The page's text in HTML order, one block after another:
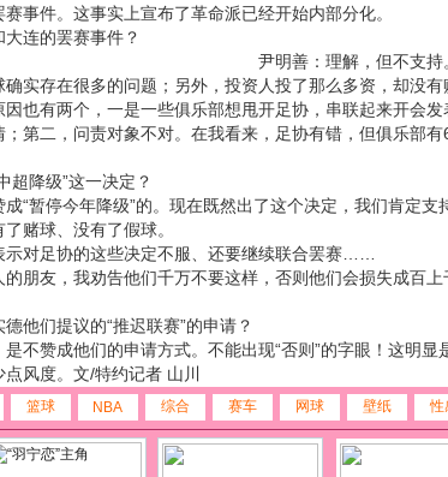
事件。这事实上宣布了革命派已经开始内部分化。
连的罢赛事件？
尹明善：理解，但不支持
实存在很多的问题；另外，投资人投了那么多资，却没有
也有两个，一是一些俱乐部想甩开足协，串联起来开会发
第二，问责对象不对。在我看来，足协有错，但俱乐部有
降级”这一决定？
暂停今年降级”的。现在既然出了这个决定，我们肯定支
赌球、没有了假球。
对足协的这些决定不服、还要继续联合罢赛……
友，我劝告他们千万不要这样，否则他们会损失成百上
们提议的“推迟联赛”的申请？
赞成他们的申请方式。不能出现“否则”的字眼！这明显
风度。文/特约记者 山川
篮球 NBA 综合 赛车 网球 壁纸 性